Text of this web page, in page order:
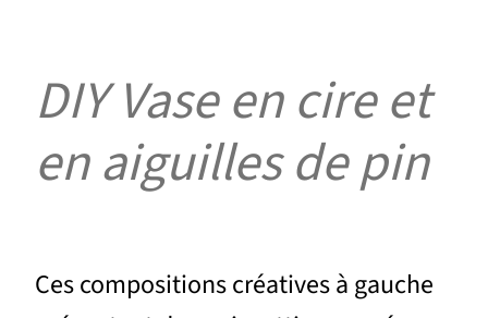
DIY Vase en cire et
en aiguilles de pin
Ces compositions créatives à gauche